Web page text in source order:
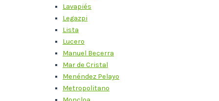
Lavapiés
Legazpi
Lista
Lucero
Manuel Becerra
Mar de Cristal
Menéndez Pelayo
Metropolitano